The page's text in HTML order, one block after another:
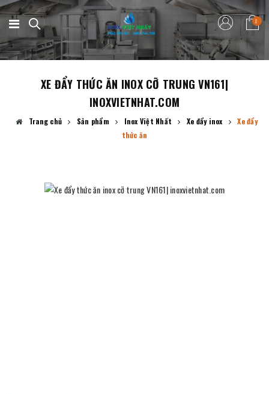
0
XE ĐẨY THỨC ĂN INOX CỠ TRUNG VN161|
INOXVIETNHAT.COM
Trang chủ Sản phẩm Inox Việt Nhất Xe đẩy inox
Xe đẩy
thức ăn